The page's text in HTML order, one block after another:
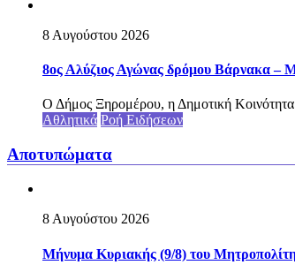
8 Αυγούστου 2026
8ος Αλύζιος Αγώνας δρόμου Βάρνακα –
Ο Δήμος Ξηρομέρου, η Δημοτική Κοινότητα
Αθλητικά Ροή Ειδήσεων
Αποτυπώματα
8 Αυγούστου 2026
Μήνυμα Κυριακής (9/8) του Μητροπολίτη